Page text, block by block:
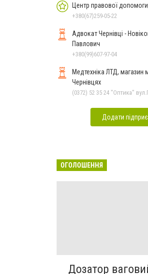
Центр правової
+380(67)259-05-22
Адвокат Чернівці -
Павлович
+380(99)607-97-04
Медтехніка ЛТД, магазин
Чернівцях
Додати
ОГОЛОШЕННЯ
Дозатор